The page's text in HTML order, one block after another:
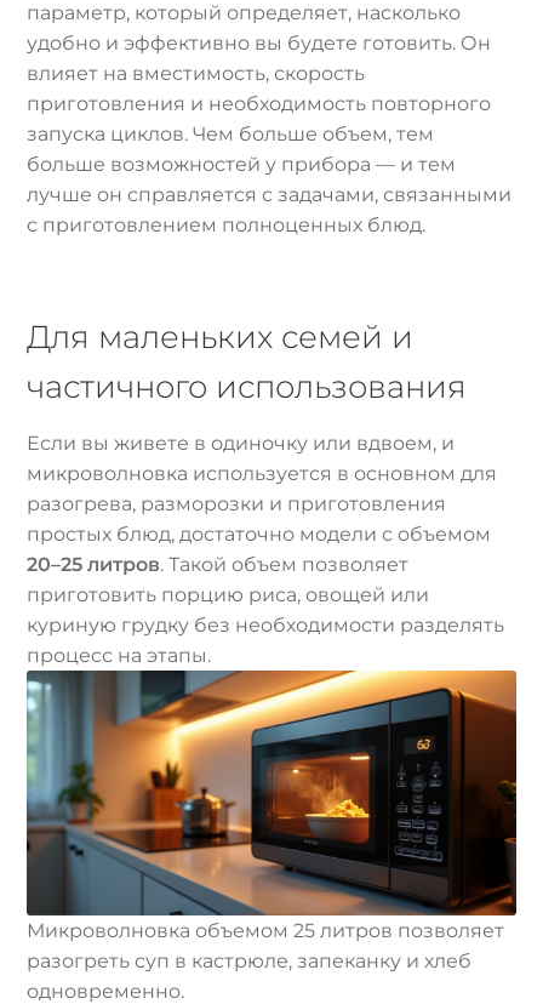
параметр, который определяет, насколько
удобно и эффективно вы будете готовить. Он
влияет на вместимость, скорость
приготовления и необходимость повторного
запуска циклов. Чем больше объем, тем
больше возможностей у прибора — и тем
лучше он справляется с задачами, связанными
с приготовлением полноценных блюд.
Для маленьких семей и
частичного использования
Если вы живете в одиночку или вдвоем, и
микроволновка используется в основном для
разогрева, разморозки и приготовления
простых блюд, достаточно модели с объемом
20–25 литров. Такой объем позволяет
приготовить порцию риса, овощей или
куриную грудку без необходимости разделять
процесс на этапы.
Микроволновка объемом 25 литров позволяет
разогреть суп в кастрюле, запеканку и хлеб
одновременно.